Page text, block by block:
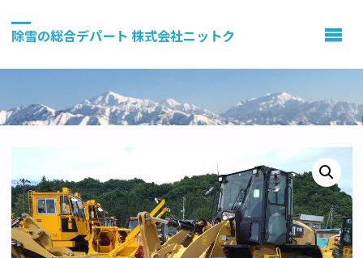
除雪の総合デパート 株式会社ニットク